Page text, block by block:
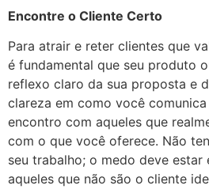
Encontre o Cliente Certo
Para atrair e reter clientes que
é fundamental que seu produto
reflexo claro da sua proposta e
clareza em como você
encontro com aqueles que
com o que você oferece. Não
seu trabalho; o medo deve estar
aqueles que não são o cliente